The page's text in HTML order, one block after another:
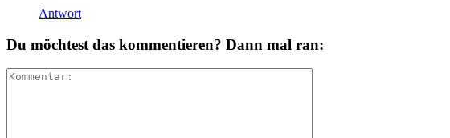
Antwort
Du möchtest das kommentieren? Dann mal ran: